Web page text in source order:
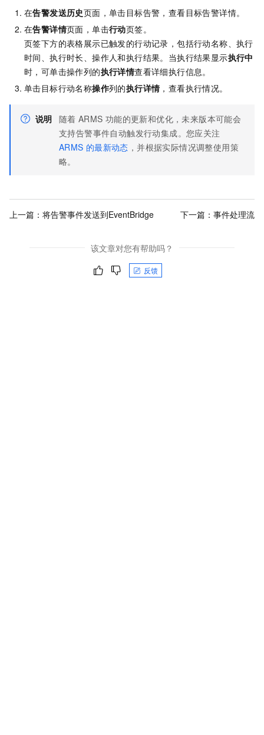
在告警发送历史页面，单击目标告警，查看目标告警详情。
在告警详情页面，单击行动页签。
页签下方的表格展示已触发的行动记录，包括行动名称、执行
时间、执行时长、操作人和执行结果。当执行结果显示执行中
时，可单击操作列的执行详情查看详细执行信息。
单击目标行动名称操作列的执行详情，查看执行情况。
说明 随着 ARMS 功能的更新和优化，未来版本可能会
支持告警事件自动触发行动集成。您应关注
ARMS 的最新动态 ，并根据实际情况调整使用策
略。
上一篇： 将告警事件发送到EventBridge 下一篇： 事件处理流
该文章对您有帮助吗？
反馈